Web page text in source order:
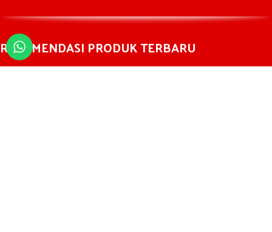
REKOMENDASI PRODUK TERBARU